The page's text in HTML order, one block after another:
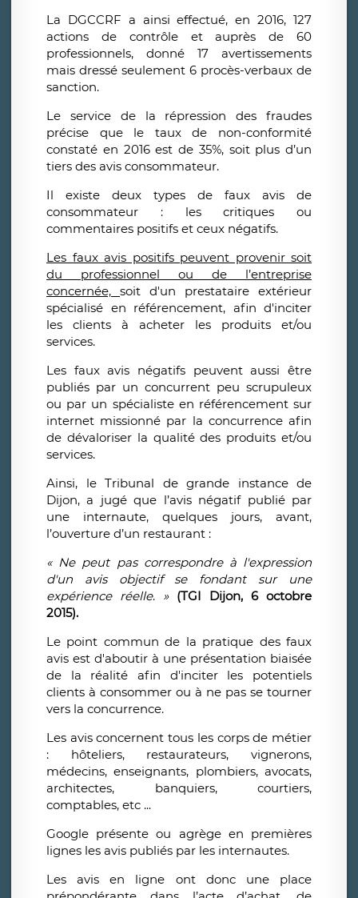
La DGCCRF a ainsi effectué, en 2016, 127
actions de contrôle et auprès de 60
professionnels, donné 17 avertissements
mais dressé seulement 6 procès-verbaux de
sanction.
Le service de la répression des fraudes
précise que le taux de non-conformité
constaté en 2016 est de 35%, soit plus d’un
tiers des avis consommateur.
Il existe deux types de faux avis de
consommateur : les critiques ou
commentaires positifs et ceux négatifs.
Les faux avis positifs peuvent provenir soit
du professionnel ou de l’entreprise
concernée, soit d'un prestataire extérieur
spécialisé en référencement, afin d'inciter
les clients à acheter les produits et/ou
services.
Les faux avis négatifs peuvent aussi être
publiés par un concurrent peu scrupuleux
ou par un spécialiste en référencement sur
internet missionné par la concurrence afin
de dévaloriser la qualité des produits et/ou
services.
Ainsi, le Tribunal de grande instance de
Dijon, a jugé que l’avis négatif publié par
une internaute, quelques jours, avant,
l’ouverture d’un restaurant :
« Ne peut pas correspondre à l'expression
d'un avis objectif se fondant sur une
expérience réelle. » (TGI Dijon, 6 octobre
2015).
Le point commun de la pratique des faux
avis est d'aboutir à une présentation biaisée
de la réalité afin d'inciter les potentiels
clients à consommer ou à ne pas se tourner
vers la concurrence.
Les avis concernent tous les corps de métier
: hôteliers, restaurateurs, vignerons,
médecins, enseignants, plombiers, avocats,
architectes, banquiers, courtiers,
comptables, etc ...
Google présente ou agrège en premières
lignes les avis publiés par les internautes.
Les avis en ligne ont donc une place